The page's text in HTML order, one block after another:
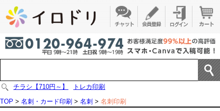
チラシ【710円～】
トレカ印刷
TOP > 名刺・カード印刷 > 名刺 > 名刺印刷